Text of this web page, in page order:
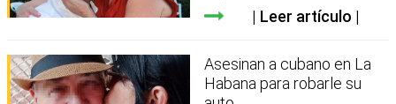
Leer artículo
Asesinan a cubano en La
Habana para robarle su